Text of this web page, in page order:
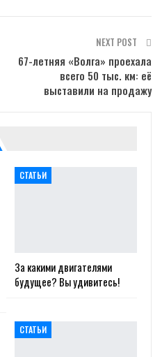
NEXT POST
67-летняя «Волга» проехала
всего 50 тыс. км: её
выставили на продажу
СТАТЬИ
За какими двигателями
будущее? Вы удивитесь!
СТАТЬИ